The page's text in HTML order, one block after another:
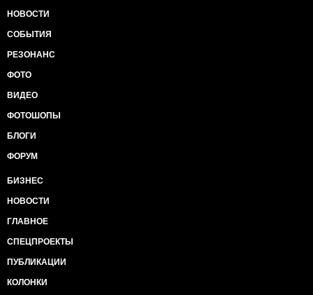
НОВОСТИ
СОБЫТИЯ
РЕЗОНАНС
ФОТО
ВИДЕО
ФОТОШОПЫ
БЛОГИ
ФОРУМ
БИЗНЕС
НОВОСТИ
ГЛАВНОЕ
СПЕЦПРОЕКТЫ
ПУБЛИКАЦИИ
КОЛОНКИ